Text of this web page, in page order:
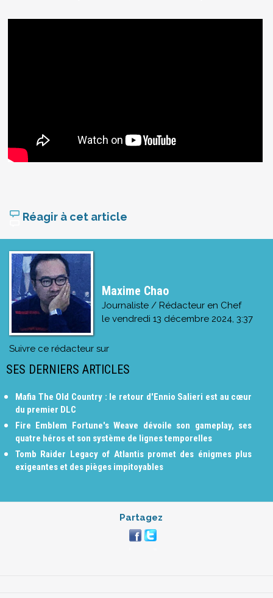
Réagir à cet article
Maxime Chao
Journaliste / Rédacteur en Chef
le vendredi 13 décembre 2024, 3:37
Suivre ce rédacteur sur
SES DERNIERS ARTICLES
Mafia The Old Country : le retour d'Ennio Salieri est au cœur
du premier DLC
Fire Emblem Fortune's Weave dévoile son gameplay, ses
quatre héros et son système de lignes temporelles
Tomb Raider Legacy of Atlantis promet des énigmes plus
exigeantes et des pièges impitoyables
Partagez